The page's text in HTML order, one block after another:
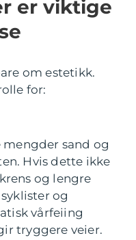
er viktige
om estetikk.
for:
sand og
Hvis dette ikke
og lengre
og
vårfeiing
tryggere veier.